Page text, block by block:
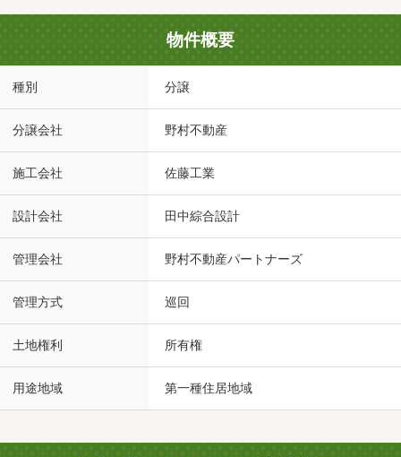
物件概要
種別 分譲
分譲会社 野村不動産
施工会社 佐藤工業
設計会社 田中綜合設計
管理会社 野村不動産パートナーズ
管理方式 巡回
土地権利 所有権
用途地域 第一種住居地域